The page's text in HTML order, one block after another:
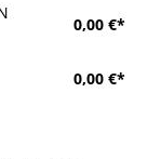
0,00 €*
0,00 €*